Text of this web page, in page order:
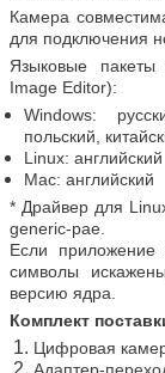
Камера
для подключения
Языковые
Image Editor):
Windows:
польский,
Linux: английский
Mac: английский
* Драйвер для
generic-pae.
Если
символы
версию ядра.
Комплект
Цифровая